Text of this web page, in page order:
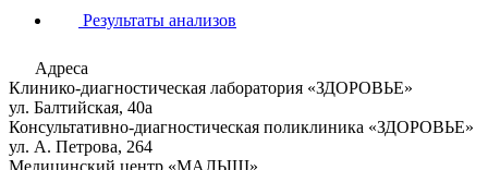
Результаты анализов
Адреса
Клинико-диагностическая лаборатория «ЗДОРОВЬЕ»
ул. Балтийская, 40а
Консультативно-диагностическая поликлиника «ЗДОРОВЬЕ»
ул. А. Петрова, 264
Медицинский центр «МАЛЫШ»